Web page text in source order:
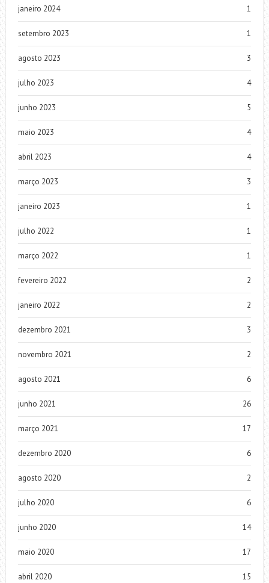
janeiro 2024 1
setembro 2023 1
agosto 2023 3
julho 2023 4
junho 2023 5
maio 2023 4
abril 2023 4
março 2023 3
janeiro 2023 1
julho 2022 1
março 2022 1
fevereiro 2022 2
janeiro 2022 2
dezembro 2021 3
novembro 2021 2
agosto 2021 6
junho 2021 26
março 2021 17
dezembro 2020 6
agosto 2020 2
julho 2020 6
junho 2020 14
maio 2020 17
abril 2020 15